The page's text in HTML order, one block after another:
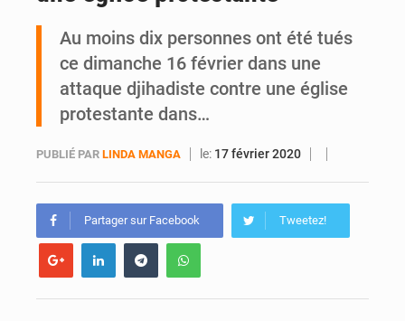
Daloa : décès du colonel Karim Traoré, commandant de la Section de recherches de la gendarmerie après une activité sportive
Au moins dix personnes ont été tués
ce dimanche 16 février dans une
attaque djihadiste contre une église
protestante dans…
PUBLIÉ PAR LINDA MANGA le: 17 février 2020
Partager sur Facebook Tweetez!